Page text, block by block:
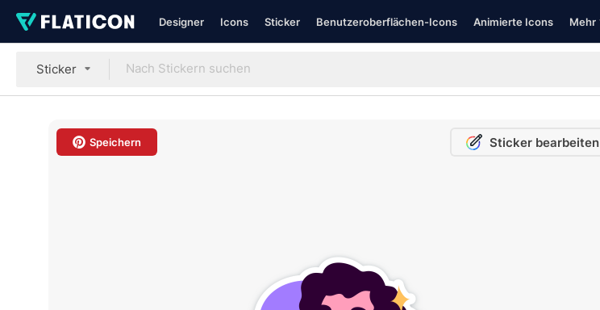
Designer Icons Sticker Benutzeroberflächen-Icons Animierte Icons Mehr
Sticker
Speichern Sticker bearbeiten